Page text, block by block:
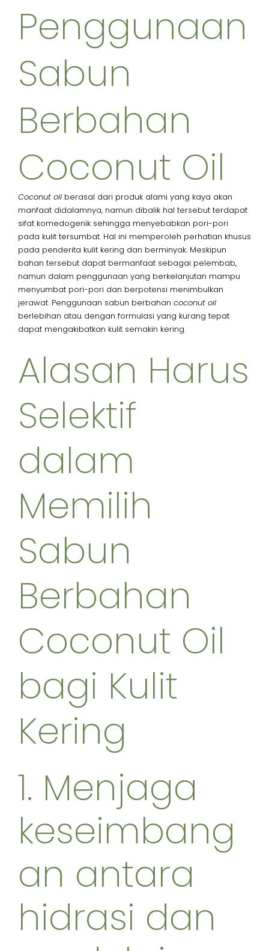
Penggunaan
Sabun
Berbahan
Coconut Oil​
Coconut oil berasal dari produk alami yang kaya akan
manfaat didalamnya, namun dibalik hal tersebut terdapat
sifat komedogenik sehingga menyebabkan pori-pori
pada kulit tersumbat. Hal ini memperoleh perhatian khusus
pada penderita kulit kering dan berminyak. Meskipun
bahan tersebut dapat bermanfaat sebagai pelembab,
namun dalam penggunaan yang berkelanjutan mampu
menyumbat pori-pori dan berpotensi menimbulkan
jerawat. Penggunaan sabun berbahan coconut oil
berlebihan atau dengan formulasi yang kurang tepat
dapat mengakibatkan kulit semakin kering.
Alasan Harus
Selektif
dalam
Memilih
Sabun
Berbahan
Coconut Oil
bagi Kulit
Kering
1. Menjaga
keseimbang
an antara
hidrasi dan